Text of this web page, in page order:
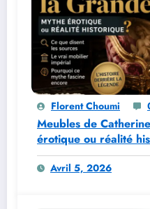
Florent Choumi
Meubles de
érotique ou réalité
Avril 5, 2026